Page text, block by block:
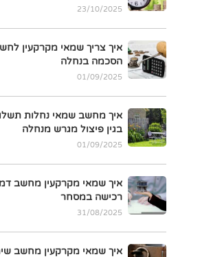
23/10/2025
איך צריך שמאי מקרקעין
הסכמה בנחלה
01/09/2025
איך מחשב שמאי נחלות
בגין פיצול מגרש מנחלה
01/09/2025
איך שמאי מקרקעין מחשב
רכישה במסחר
31/08/2025
איך שמאי מקרקעין מחשב